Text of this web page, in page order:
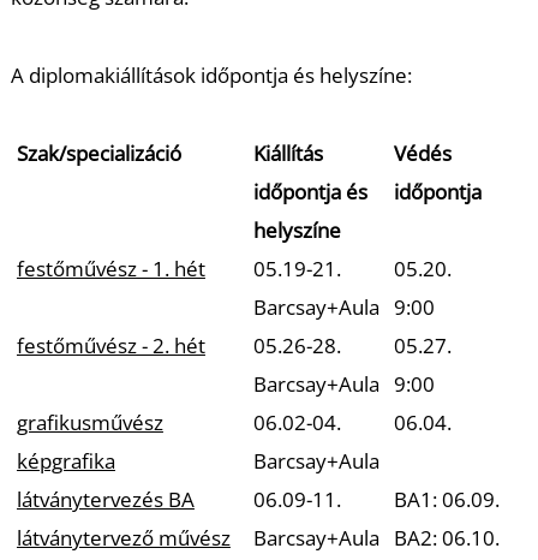
A diplomakiállítások időpontja és helyszíne:
Szak/specializáció
Kiállítás
időpontja és
helyszíne
Védés
időpontja
festőművész - 1. hét
05.19-21.
Barcsay+Aula
05.20.
9:00
festőművész - 2. hét
05.26-28.
Barcsay+Aula
05.27.
9:00
grafikusművész
képgrafika
06.02-04.
Barcsay+Aula
06.04.
látványtervezés BA
látványtervező művész
06.09-11.
Barcsay+Aula
BA1: 06.09.
BA2: 06.10.